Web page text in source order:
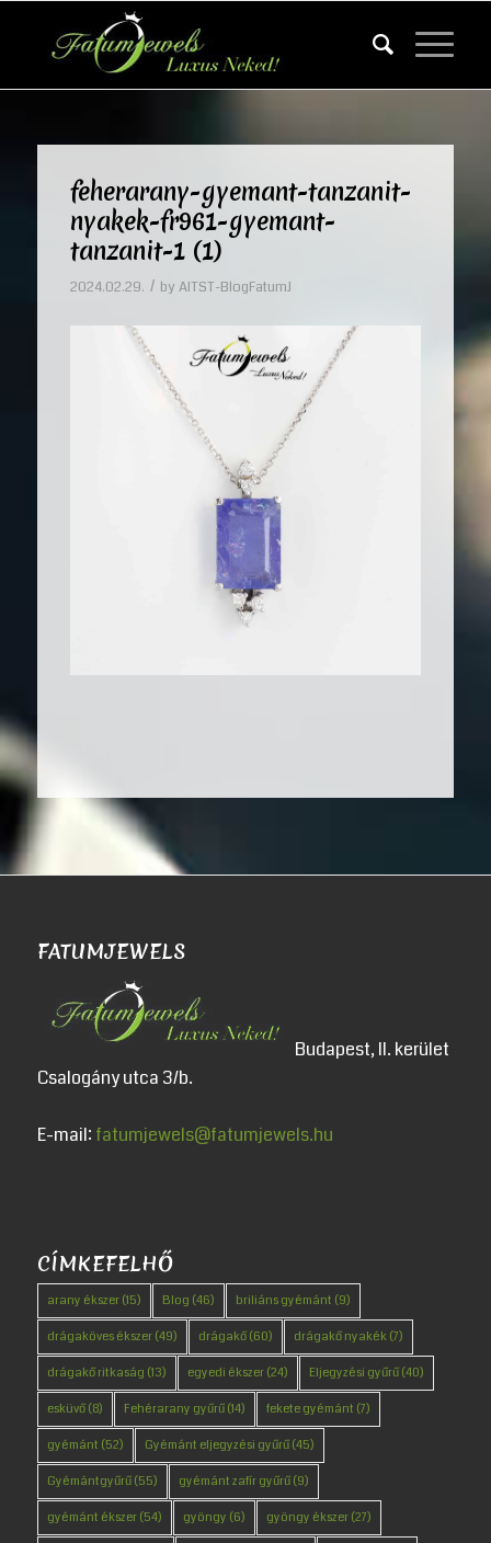
feherarany-gyemant-tanzanit-
nyakek-fr961-gyemant-
tanzanit-1 (1)
2024.02.29. / by AITST-BlogFatumJ
FATUMJEWELS
Budapest, II. kerület
Csalogány utca 3/b.
E-mail: fatumjewels@fatumjewels.hu
CÍMKEFELHŐ
arany ékszer(15) Blog (46) briliáns gyémánt (9)
drágaköves ékszer(49) drágakő(60) drágakő nyakék(7)
drágakő ritkaság (13) egyedi ékszer(24) Eljegyzési gyűrű(40)
esküvő(8) Fehérarany gyűrű(14) fekete gyémánt (7)
gyémánt (52) Gyémánt eljegyzési gyűrű(45)
Gyémántgyűrű(55) gyémánt zafír gyűrű(9)
gyémánt ékszer(54) gyöngy (6) gyöngy ékszer(27)